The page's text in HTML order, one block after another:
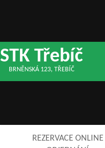
STK Třebíč
BRNĚNSKÁ 123, TŘEBÍČ
REZERVACE ONLINE